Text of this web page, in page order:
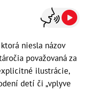
niesla názov
považovaná za
ilustrácie,
detí či „vplyve